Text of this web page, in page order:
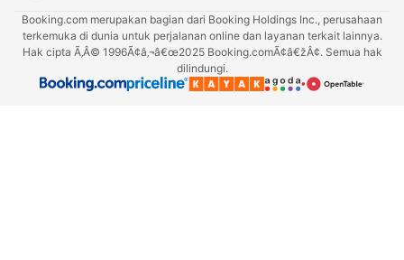
Booking.com merupakan bagian dari Booking Holdings Inc., perusahaan
terkemuka di dunia untuk perjalanan online dan layanan terkait lainnya.
Hak cipta Ã‚Â© 1996Ã¢â‚¬â€œ2025 Booking.comÃ¢â€žÂ¢. Semua hak
dilindungi.